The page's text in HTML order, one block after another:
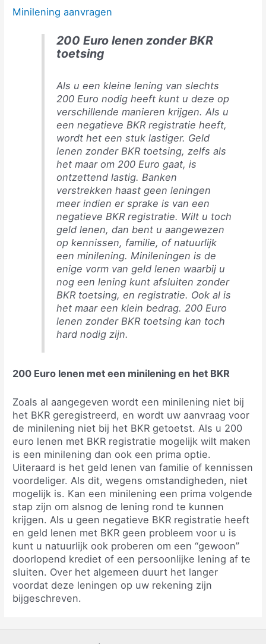
Minilening aanvragen
200 Euro lenen zonder BKR
toetsing
Als u een kleine lening van slechts
200 Euro nodig heeft kunt u deze op
verschillende manieren krijgen. Als u
een negatieve BKR registratie heeft,
wordt het een stuk lastiger. Geld
lenen zonder BKR toetsing, zelfs als
het maar om 200 Euro gaat, is
ontzettend lastig. Banken
verstrekken haast geen leningen
meer indien er sprake is van een
negatieve BKR registratie. Wilt u toch
geld lenen, dan bent u aangewezen
op kennissen, familie, of natuurlijk
een minilening. Minileningen is de
enige vorm van geld lenen waarbij u
nog een lening kunt afsluiten zonder
BKR toetsing, en registratie. Ook al is
het maar een klein bedrag. 200 Euro
lenen zonder BKR toetsing kan toch
hard nodig zijn.
200 Euro lenen met een minilening en het BKR
Zoals al aangegeven wordt een minilening niet bij
het BKR geregistreerd, en wordt uw aanvraag voor
de minilening niet bij het BKR getoetst. Als u 200
euro lenen met BKR registratie mogelijk wilt maken
is een minilening dan ook een prima optie.
Uiteraard is het geld lenen van familie of kennissen
voordeliger. Als dit, wegens omstandigheden, niet
mogelijk is. Kan een minilening een prima volgende
stap zijn om alsnog de lening rond te kunnen
krijgen. Als u geen negatieve BKR registratie heeft
en geld lenen met BKR geen probleem voor u is
kunt u natuurlijk ook proberen om een “gewoon”
doorlopend krediet of een persoonlijke lening af te
sluiten. Over het algemeen duurt het langer
voordat deze leningen op uw rekening zijn
bijgeschreven.